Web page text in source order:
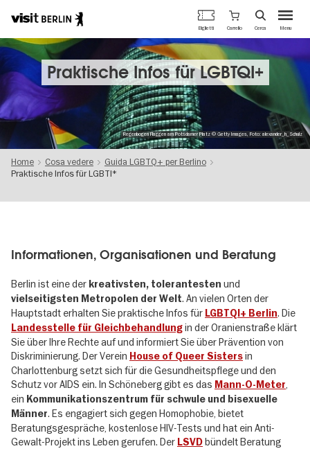
Salta
al
contenuto
principale
Portale
ufficiale
del
turismo
Berlino
Menu
Biglietti Carrello Cerca
Praktische Infos für LGBTQI+
Regenbogen Flaggen am Potsdamer Platz © Getty Images, Foto: alexander_h_Schulz
Home Cosa vedere
Guida LGBTQ+ per Berlino
Praktische Infos für LGBTI*
Informationen, Organisationen und Beratung
Berlin ist eine der kreativsten, tolerantesten und
vielseitigsten Metropolen der Welt. An vielen Orten der
Hauptstadt erhalten Sie praktische Infos für LGBTQI+ Berlin. Die
Landesstelle für Gleichbehandlungin der Oranienstraße klärt
Sie über Ihre Rechte auf und informiert Sie über Prävention von
Diskriminierung. Der Verein House of Queer Sistersin
Charlottenburg setzt sich für die Gesundheitspflege und den
Schutz vor AIDS ein. In Schöneberg gibt es das Mann-O-Meter,
ein Kommunikationszentrum für schwule und bisexuelle
Männer. Es engagiert sich gegen Homophobie, bietet
Beratungsgespräche, kostenlose HIV-Tests und hat ein Anti-
Gewalt-Projekt ins Leben gerufen. Der LSVDbündelt Beratung